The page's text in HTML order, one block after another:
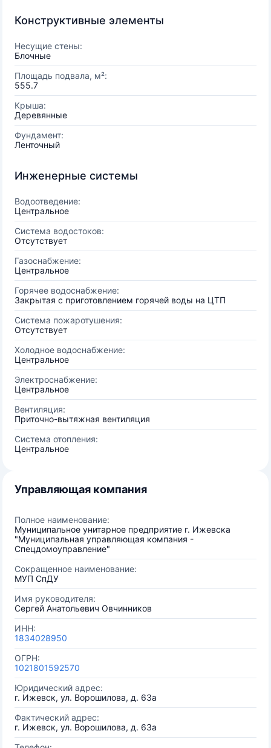
Конструктивные элементы
Несущие стены:
Блочные
Площадь подвала, м²:
555.7
Крыша:
Деревянные
Фундамент:
Ленточный
Инженерные системы
Водоотведение:
Центральное
Система водостоков:
Отсутствует
Газоснабжение:
Центральное
Горячее водоснабжение:
Закрытая с приготовлением горячей воды на ЦТП
Система пожаротушения:
Отсутствует
Холодное водоснабжение:
Центральное
Электроснабжение:
Центральное
Вентиляция:
Приточно-вытяжная вентиляция
Система отопления:
Центральное
Управляющая компания
Полное наименование:
Муниципальное унитарное предприятие г. Ижевска
"Муниципальная управляющая компания -
Спецдомоуправление"
Сокращенное наименование:
МУП СпДУ
Имя руководителя:
Сергей Анатольевич Овчинников
ИНН:
1834028950
ОГРН:
1021801592570
Юридический адрес:
г. Ижевск, ул. Ворошилова, д. 63а
Фактический адрес:
г. Ижевск, ул. Ворошилова, д. 63а